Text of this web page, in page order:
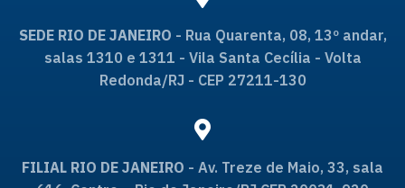
SEDE RIO DE JANEIRO - Rua Quarenta, 08, 13º andar,
salas 1310 e 1311 - Vila Santa Cecília - Volta
Redonda/RJ - CEP 27211-130
FILIAL RIO DE JANEIRO - Av. Treze de Maio, 33, sala